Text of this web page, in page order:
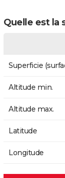
Quelle est la
Superficie
Altitude min.
Altitude max.
Latitude
Longitude